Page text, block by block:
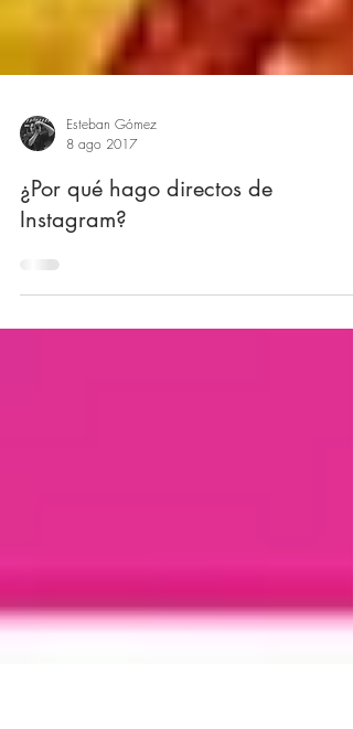
Esteban Gómez
¿Por qué hago directos de
Instagram?